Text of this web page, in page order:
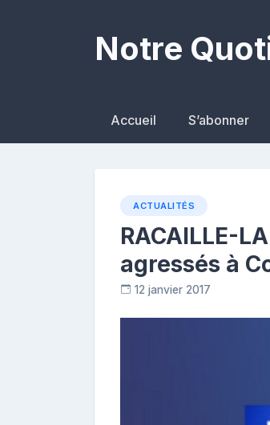
Notre
Accueil S’abonner
ACTUALITÉS
RACAILLE-
agressés à
12 janvier 2017